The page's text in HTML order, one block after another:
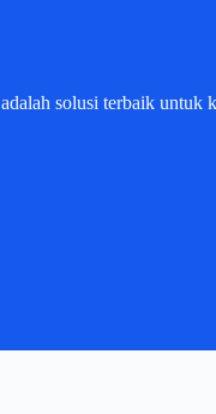
adalah solusi terbaik untuk